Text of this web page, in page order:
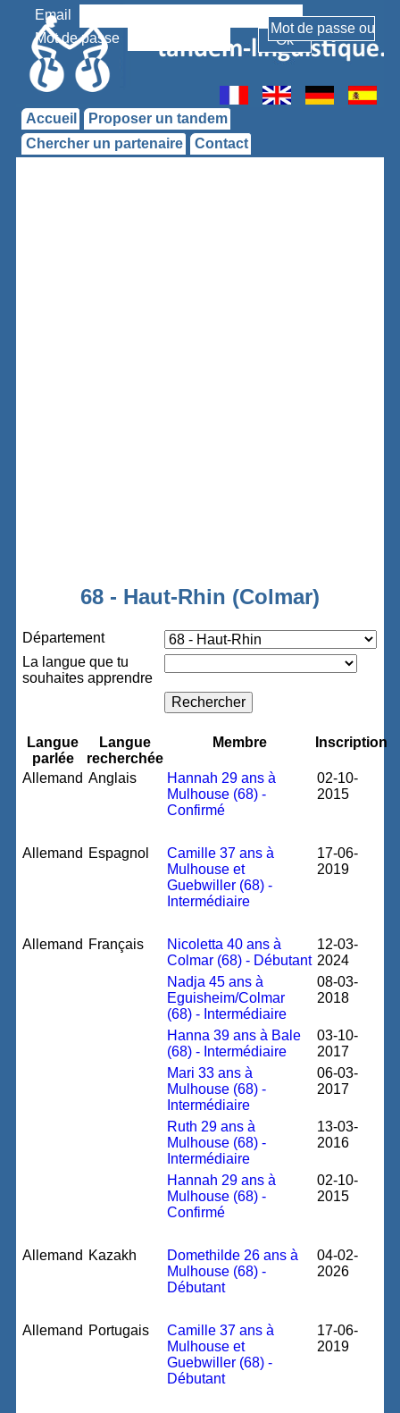
Email
Mot de passe
Accueil
Proposer un tandem
Chercher un partenaire
Contact
68 - Haut-Rhin (Colmar)
Département
La langue que tu
souhaites apprendre
Langue
parlée
Langue
recherchée
Membre Inscription
Allemand Anglais
Hannah 29 ans à
Mulhouse (68) -
Confirmé
02-10-
2015
Allemand Espagnol
Camille 37 ans à
Mulhouse et
Guebwiller (68) -
Intermédiaire
17-06-
2019
Allemand Français
Nicoletta 40 ans à
Colmar (68) - Débutant
12-03-
2024
Nadja 45 ans à
Eguisheim/Colmar
(68) - Intermédiaire
08-03-
2018
Hanna 39 ans à Bale
(68) - Intermédiaire
03-10-
2017
Mari 33 ans à
Mulhouse (68) -
Intermédiaire
06-03-
2017
Ruth 29 ans à
Mulhouse (68) -
Intermédiaire
13-03-
2016
Hannah 29 ans à
Mulhouse (68) -
Confirmé
02-10-
2015
Allemand Kazakh
Domethilde 26 ans à
Mulhouse (68) -
Débutant
04-02-
2026
Allemand Portugais
Camille 37 ans à
Mulhouse et
Guebwiller (68) -
Débutant
17-06-
2019